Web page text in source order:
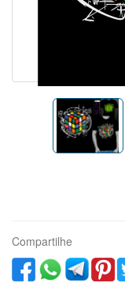
Compartilhe